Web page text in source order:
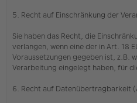
5. Recht auf Einschränkung der
Sie haben das Recht, die
verlangen, wenn eine der in Art. 18
Voraussetzungen gegeben ist, z.B.
Verarbeitung eingelegt haben, für
6. Recht auf Datenübertragbarkeit